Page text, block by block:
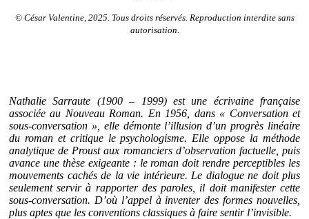
© César Valentine, 2025. Tous droits réservés. Reproduction interdite sans
autorisation.
Nathalie Sarraute (1900 – 1999) est une écrivaine française
associée au Nouveau Roman. En 1956, dans « Conversation et
sous-conversation », elle démonte l’illusion d’un progrès linéaire
du roman et critique le psychologisme. Elle oppose la méthode
analytique de Proust aux romanciers d’observation factuelle, puis
avance une thèse exigeante : le roman doit rendre perceptibles les
mouvements cachés de la vie intérieure. Le dialogue ne doit plus
seulement servir à rapporter des paroles, il doit manifester cette
sous-conversation. D’où l’appel à inventer des formes nouvelles,
plus aptes que les conventions classiques à faire sentir l’invisible.